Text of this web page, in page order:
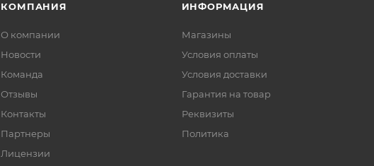
КОМПАНИЯ
О компании
Новости
Команда
Отзывы
Контакты
Партнеры
Лицензии
ИНФОРМАЦИЯ
Магазины
Условия оплаты
Условия доставки
Гарантия на товар
Реквизиты
Политика